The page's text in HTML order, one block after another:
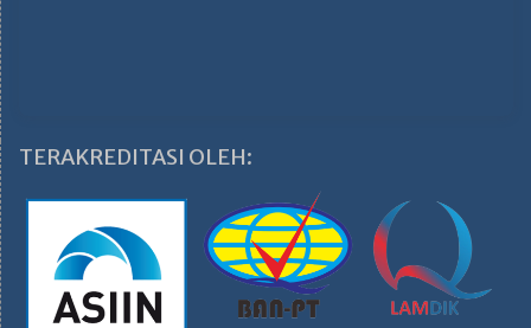
TERAKREDITASI OLEH: